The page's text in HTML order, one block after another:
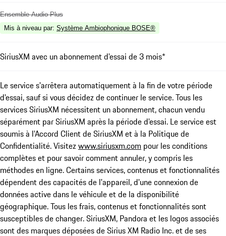
Ensemble Audio Plus
Mis à niveau par: Système Ambiophonique BOSE®
SiriusXM avec un abonnement d'essai de 3 mois*
Le service s'arrêtera automatiquement à la fin de votre période
d'essai, sauf si vous décidez de continuer le service. Tous les
services SiriusXM nécessitent un abonnement, chacun vendu
séparément par SiriusXM après la période d'essai. Le service est
soumis à l'Accord Client de SiriusXM et à la Politique de
Confidentialité. Visitezwww.siriusxm.com pour les conditions
complètes et pour savoir comment annuler, y compris les
méthodes en ligne. Certains services, contenus et fonctionnalités
dépendent des capacités de l'appareil, d'une connexion de
données active dans le véhicule et de la disponibilité
géographique. Tous les frais, contenus et fonctionnalités sont
susceptibles de changer. SiriusXM, Pandora et les logos associés
sont des marques déposées de Sirius XM Radio Inc. et de ses